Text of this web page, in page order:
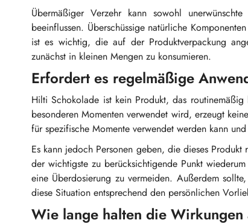
Übermäßiger Verzehr kann sowohl
beeinflussen. Überschüssige natürliche
ist es wichtig, die auf der Produktverpackung
zunächst in kleinen Mengen zu konsumieren.
Erfordert es regelmäßige
Hilti Schokolade ist kein Produkt, das
besonderen Momenten verwendet wird, erzeugt
für spezifische Momente verwendet werden kann
Es kann jedoch Personen geben, die dieses
der wichtigste zu berücksichtigende Punkt
eine Überdosierung zu vermeiden. Außerdem
diese Situation entsprechend den persönlichen
Wie lange halten die Wirkungen